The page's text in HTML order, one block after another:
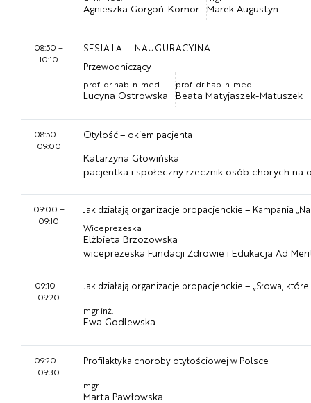
Agnieszka Gorgoń-Komor Marek Augustyn
08:50 –
10:10
SESJA I A – INAUGURACYJNA
Przewodniczący
prof. dr hab. n. med.
Lucyna Ostrowska
prof. dr hab. n. med.
Beata Matyjaszek-Matuszek
08:50 –
09:00
Otyłość – okiem pacjenta
Katarzyna Głowińska
pacjentka i społeczny rzecznik osób chorych na
09:00 –
09:10
Jak działają organizacje propacjenckie – Kampania
Wiceprezeska
Elżbieta Brzozowska
wiceprezeska Fundacji Zdrowie i Edukacja Ad
09:10 –
09:20
Jak działają organizacje propacjenckie – „Słowa,
mgr inż.
Ewa Godlewska
09:20 –
09:30
Profilaktyka choroby otyłościowej w Polsce
mgr
Marta Pawłowska